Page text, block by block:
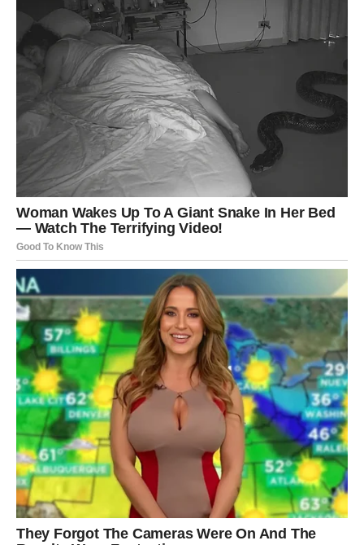
Jednim klikom preuzmi knjigu s najboljim
receptima!